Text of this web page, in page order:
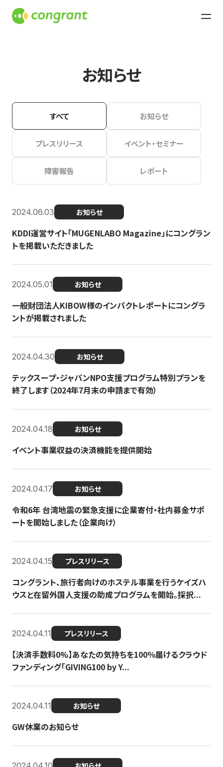
お知らせ
すべて お知らせ
プレスリリース イベント・セミナー
障害報告 レポート
2024.06.03 お知らせ
KDDI運営サイト「MUGENLABO Magazine」にコングラン
トを掲載いただきました
2024.05.01 お知らせ
一般財団法人KIBOW様のインパクトレポートにコングラ
ントが掲載されました
2024.04.30 お知らせ
テックスープ・ジャパンNPO支援プログラム特別プランを
終了します（2024年7月末の申請まで有効）
2024.04.18 お知らせ
イベント事業収益の決済機能を提供開始
2024.04.17 お知らせ
令和6年 台湾地震の緊急支援に企業寄付・社内募金サポ
ートを開始しました（企業向け）
2024.04.15 プレスリリース
コングラント、旅行者向けのホステル事業を行うケイズハ
ウスと在留外国人支援の助成プログラムを開始。採択...
2024.04.11 プレスリリース
【決済手数料0%】あなたの気持ちを100％届けるクラウド
ファンディング「GIVING100 by Y...
2024.04.11 お知らせ
GW休業のお知らせ